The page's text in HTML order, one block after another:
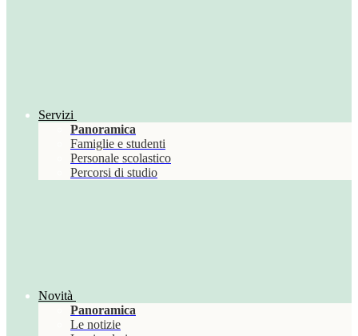
Servizi
Panoramica
Famiglie e studenti
Personale scolastico
Percorsi di studio
Novità
Panoramica
Le notizie